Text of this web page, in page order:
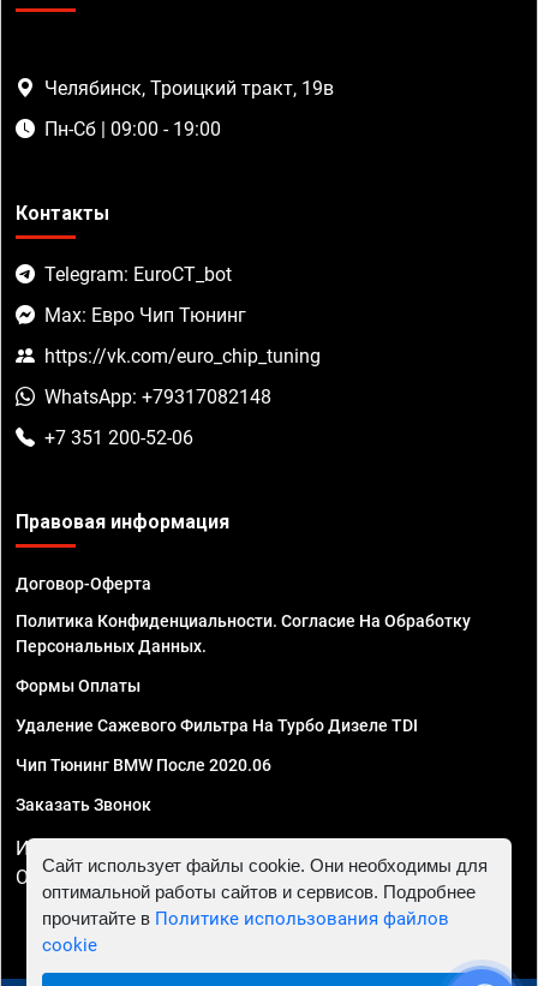
Челябинск, Троицкий тракт, 19в
Пн-Сб | 09:00 - 19:00
Контакты
Telegram: EuroCT_bot
Max: Евро Чип Тюнинг
https://vk.com/euro_chip_tuning
WhatsApp: +79317082148
+7 351 200-52-06
Правовая информация
Договор-Оферта
Политика Конфиденциальности. Согласие На Обработку
Персональных Данных.
Формы Оплаты
Удаление Сажевого Фильтра На Турбо Дизеле TDI
Чип Тюнинг BMW После 2020.06
Заказать Звонок
ИП Смирнов Георгий Павлович. ИНН 781302555843,
ОГРНИП 324470400032610
Сайт использует файлы cookie. Они необходимы для
оптимальной работы сайтов и сервисов. Подробнее
прочитайте в Политике использования файлов
cookie